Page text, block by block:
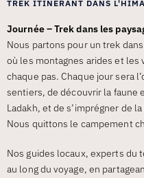
TREK ITINERANT DANS
Journée – Trek dans les
Nous partons pour un trek
où les montagnes arides et
chaque pas. Chaque jour sera
sentiers, de découvrir la faune
Ladakh, et de s’imprégner de
Nous quittons le campement
Nos guides locaux, experts du
au long du voyage, en